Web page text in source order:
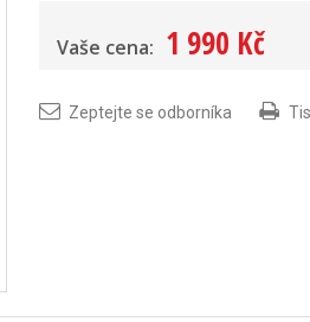
Vaše cena: 1 990 Kč
Zeptejte se odborníka